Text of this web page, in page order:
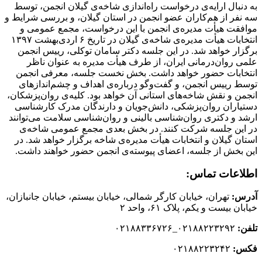
به دنبال ارایه‌ی درخواست راه‌اندازی شاخه‌ی گیلان انجمن، توسط
سه نفر از هم‌کاران عضو انجمن در استان گیلان، و بررسی شرایط و
موافقت هیأت مدیره‌ی انجمن با این درخواست، مجمع عمومی و
انتخابات هیأت مدیره‌ی شاخه‌ی گیلان در تاریخ ۶ اردی‌بهشت ۱۳۹۷
برگزار خواهد شد. در این جلسه دکتر سامان توکلی، رییس انجمن
علمی روان‌درمانی ایران، از طرف هیأت مدیره به عنوان ناظر
انتخابات حضور خواهد داشت. بخش نخست جلسه، معرفی انجمن
توسط رییس انجمن، و گفت‌وگو درباره‌ی اهداف و چشم‌اندازهای
انجمن و نقش شاخه‌های استانی آن‌ خواهد بود. کلیه‌ی روان‌پزشکان،
دستیاران روان‌پزشکی، دانش‌جویان و دارندگان مدرک کارشناسی
ارشد و دکتری روان‌شناسی بالینی و روان‌شناسی سلامت می‌توانند
در این جلسه شرکت کنند. در بخش بعدی مجمع عمومی شاخه‌ی
استان گیلان و انتخابات هیأت مدیره‌ی شاخه برگزار خواهد شد. در
این بخش از جلسه، اعضای پیوسته‌ی انجمن حضور خواهند داشت.
اطلاعات تماس:
آدرس: تهران، خیابان کارگر شمالی، خیابان بیستم، خیابان جانبازان،
خیابان بیست و یکم، پلاک ۶۱، واحد ۲
تلفن:
فکس: